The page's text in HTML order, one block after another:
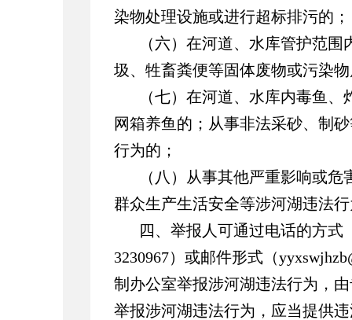
染物处理设施或进行超标排污的；
（六）在河道、水库管护范
圾、牲畜粪便等固体废物或污染
（七）在河道、水库内毒鱼
网箱养鱼的；从事非法采砂、制
行为的；
（八）从事其他严重影响或
群众生产生活安全等涉河湖违法
四、举报人可通过电话的方式
3230967）或邮件形式（
制办公室举报涉河湖违法行为，
举报涉河湖违法行为，应当提供